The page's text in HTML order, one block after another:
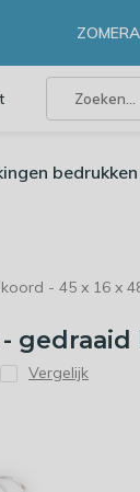
bedrukken
- 45 x 16 x
Vergelijk